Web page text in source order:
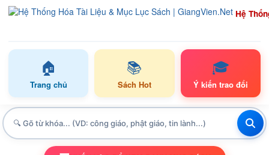
Hệ
🏠
Trang chủ
📚
Sách Hot
🎓
Ý kiến trao đổi